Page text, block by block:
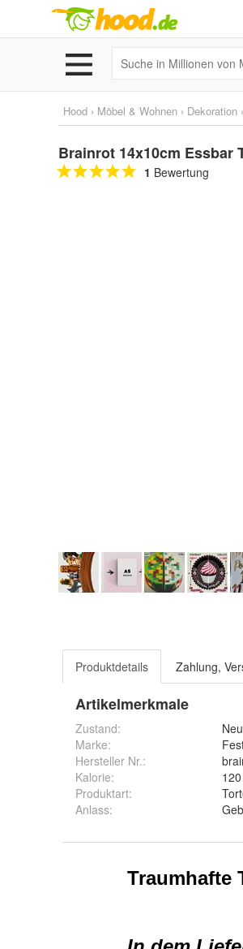
Hood › Möbel & Wohnen › Dekoration ›
Brainrot 14x10cm Essbar
1 Bewertung
Produktdetails Zahlung,
Artikelmerkmale
Zustand:
Neu
Marke:
Hersteller Nr.:
Kalorie:
Produktart:
Anlass: